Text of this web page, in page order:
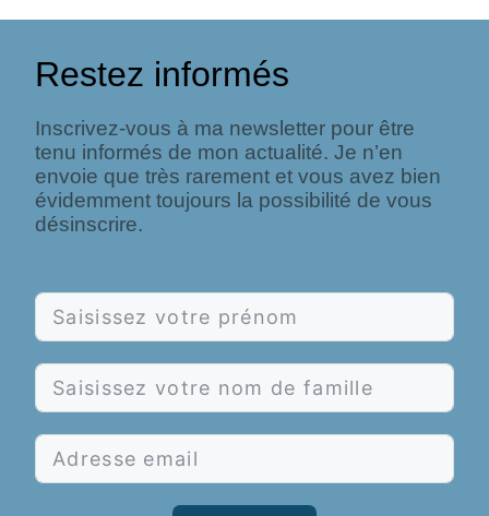
Restez informés
Inscrivez-vous à ma newsletter pour être
tenu informés de mon actualité. Je n’en
envoie que très rarement et vous avez bien
évidemment toujours la possibilité de vous
désinscrire.